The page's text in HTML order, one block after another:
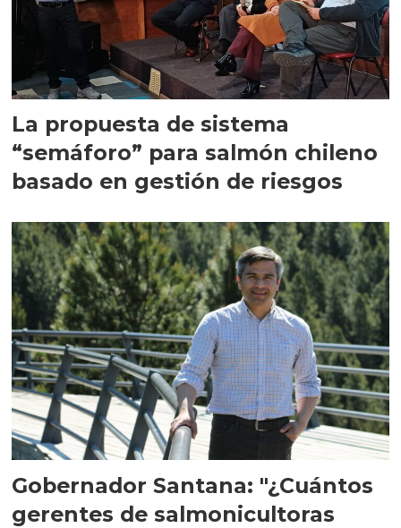
La propuesta de sistema
“semáforo” para salmón chileno
basado en gestión de riesgos
Gobernador Santana: "¿Cuántos
gerentes de salmonicultoras